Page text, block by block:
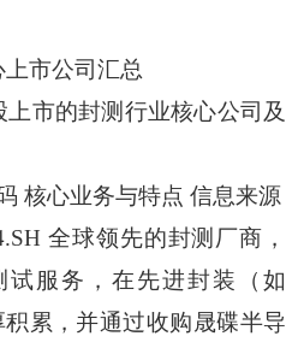
市公司汇总
市的封测行业核心公司及
心业务与特点 信息来源
全球领先的封测厂商，
服务，在先进封装（如
累，并通过收购晟碟半导